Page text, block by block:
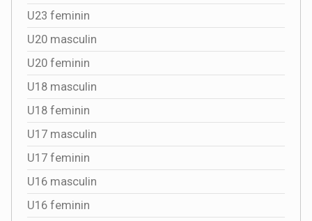
U23 feminin
U20 masculin
U20 feminin
U18 masculin
U18 feminin
U17 masculin
U17 feminin
U16 masculin
U16 feminin